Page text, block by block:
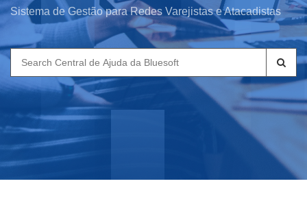
Sistema de Gestão para Redes Varejistas e Atacadistas
Search
for: